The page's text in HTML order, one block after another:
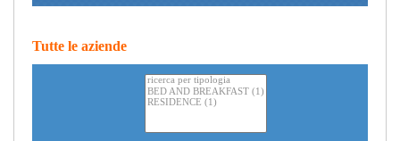
Tutte le aziende